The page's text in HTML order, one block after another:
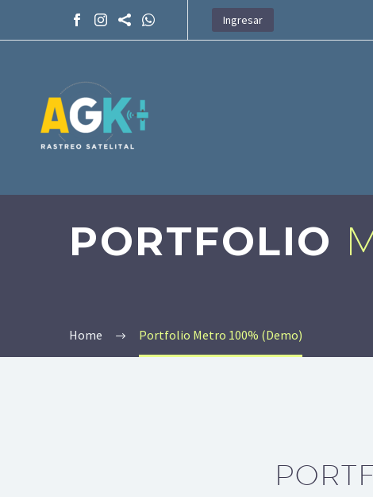
Ingresar
PORTFOLIO
Home Portfolio Metro 100% (Demo)